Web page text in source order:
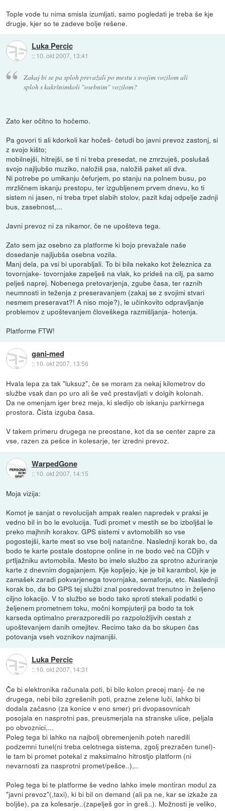
Tople vode tu nima smisla izumljati, samo pogledati je treba še kje
drugje, kjer so te zadeve bolje rešene.
Luka Percic
:: 10. okt 2007, 13:41
Zakaj bi se pa sploh prevažali po mestu s svojim vozilom ali
sploh s kakršnimkoli "osebnim" vozilom?
Zato ker očitno to hočemo.
Pa govori ti ali kdorkoli kar hočeš- četudi bo javni prevoz zastonj, si
z svojo kišto;
mobilnejši, hitrejši, se ti ni treba presedat, ne zmrzuješ, poslušaš
svojo najljubšo muziko, naložiš psa, naložiš paket ali dva.
Ni potrebe po umikanju čefurjem, po stanju na polnem busu, po
mrzličnem iskanju prestopu, ter izgubljenem prvem dnevu, ko ti
sistem ni jasen, ni treba trpet slabih stolov, pazit kdaj odpelje zadnji
bus, zasebnost,...
Javni prevoz ni za nikamor, če ne upošteva tega.
Zato sem jaz osebno za platforme ki bojo prevažale naše
dosedanje najljubša osebna vozila.
Manj dela, pa vsi bi uporabljali. To bi bila nekako kot železnica za
tovornjake- tovornjake zapelješ na vlak, ko prideš na cilj, pa samo
pelješ naprej. Nobenega pretovarjenja, zgube časa, ter raznih
neumnosti in teženja z preseravanjem (zakaj se z svojimi stvari
nesmem preseravat?! A niso moje?), le učinkovito odpravljanje
problemov z upoštevanjem človeškega razmišljanja- hotenja.
Platforme FTW!
gani-med
:: 10. okt 2007, 13:56
Hvala lepa za tak "luksuz", če se moram za nekaj kilometrov do
službe vsak dan po uro ali še več prestavljati v dolgih kolonah.
Da ne omenjam iger brez meja, ki sledijo ob iskanju parkirnega
prostora. Čista izguba časa.
V takem primeru drugega ne preostane, kot da se center zapre za
vse, razen za pešce in kolesarje, ter izredni prevoz.
WarpedGone
:: 10. okt 2007, 14:15
Moja vizija:
Komot je sanjat o revolucijah ampak realen napredek v praksi je
vedno bil in bo le evolucija. Tudi promet v mestih se bo izboljšal le
preko majhnih korakov. GPS sistemi v avtomobilih so vse
pogostejši, karte mest so vse bolj natančne. Naslednji korak bo, da
bodo te karte postale dostopne online in ne bodo več na CDjih v
prtljažniku avtomobila. Mesto bo imelo službo za sprotno ažuriranje
karte z dnevnim dogajanjem. Kje kopljejo, kje je bil karambol, kje je
zamašek zaradi pokvarjenega tovornjaka, semaforja, etc. Naslednji
korak bo, da bo GPS tej službi znal posredovat trenutno in željeno
ciljno lokacijo. V to službo se bodo tako sproti stekali podatki o
željenem prometnem toku, močni kompjuterji pa bodo ta tok
karseda optimalno prerazporedili po razpoložljivih cestah z
upoštevanjem danih omejitev. Recimo tako da bo skupen čas
potovanja vseh voznikov najmanjši.
Luka Percic
:: 10. okt 2007, 14:31
Če bi elektronika računala poti, bi bilo kolon precej manj- če ne
drugega, nebi bilo zgrešenih poti, prazne zelene luči, lahko bi
dodala začasno (za konice v eno smer) pri dvopasovnicah
posojala en nasprotni pas, preusmerjala na stranske ulice, peljala
po obvoznici,...
Poleg tega bi lahko na najbolj obremenjenih poteh naredili
podzemni tunel(ni treba celotnega sistema, zgolj prezračen tunel)-
le tam bi promet potekal z maksimalno hitrostjo platform (ni
nevarnosti za nasprotni promet/pešce..),..
Poleg tega bi te platforme še vedno lahko imele montiran modul za
"javni prevoz"(,taxi), ki bi bil on demand (ali pa ne, kar se izkaže za
boljše), pa za kolesarje..(zapelješ gor in greš..). Možnosti je veliko,